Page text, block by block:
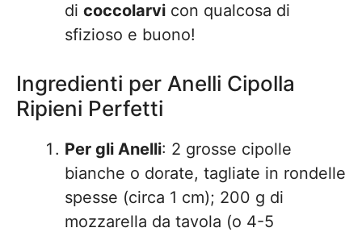
di coccolarvi con qualcosa di
sfizioso e buono!
Ingredienti per Anelli Cipolla
Ripieni Perfetti
Per gli Anelli: 2 grosse cipolle
bianche o dorate, tagliate in rondelle
spesse (circa 1 cm); 200 g di
mozzarella da tavola (o 4-5